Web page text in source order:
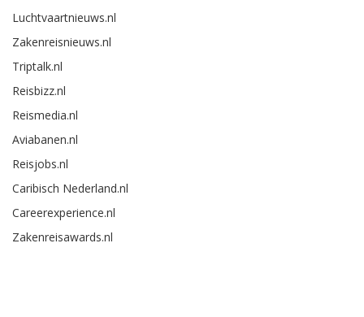
Luchtvaartnieuws.nl
Zakenreisnieuws.nl
Triptalk.nl
Reisbizz.nl
Reismedia.nl
Aviabanen.nl
Reisjobs.nl
Caribisch Nederland.nl
Careerexperience.nl
Zakenreisawards.nl